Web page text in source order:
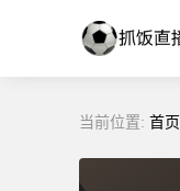
当前位置: 首页